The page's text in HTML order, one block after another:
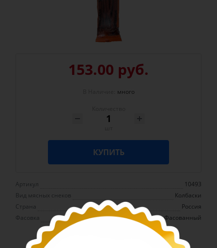
153.00 руб.
много
КУПИТЬ
Артикул
10493
Вид мясных снеков
Колбаски
Страна
Россия
Фасовка
Фасованный